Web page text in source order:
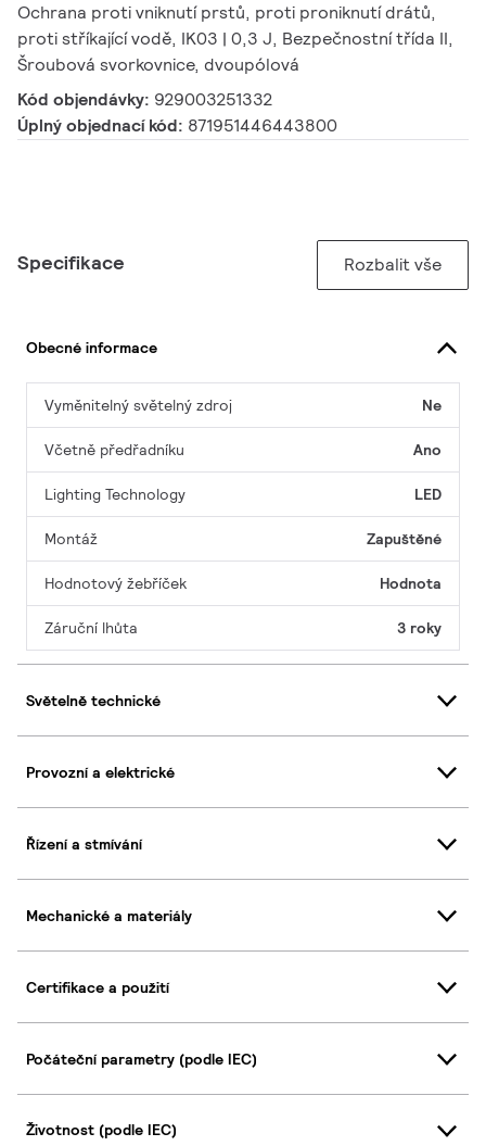
Ochrana proti vniknutí prstů, proti proniknutí drátů,
proti stříkající vodě, IK03 | 0,3 J, Bezpečnostní třída II,
Šroubová svorkovnice, dvoupólová
Kód objendávky: 929003251332
Úplný objednací kód: 871951446443800
Specifikace Rozbalit vše
Obecné informace
Vyměnitelný světelný zdroj Ne
Včetně předřadníku Ano
Lighting Technology LED
Montáž Zapuštěné
Hodnotový žebříček Hodnota
Záruční lhůta 3 roky
Světelně technické
Provozní a elektrické
Řízení a stmívání
Mechanické a materiály
Certifikace a použití
Počáteční parametry (podle IEC)
Životnost (podle IEC)